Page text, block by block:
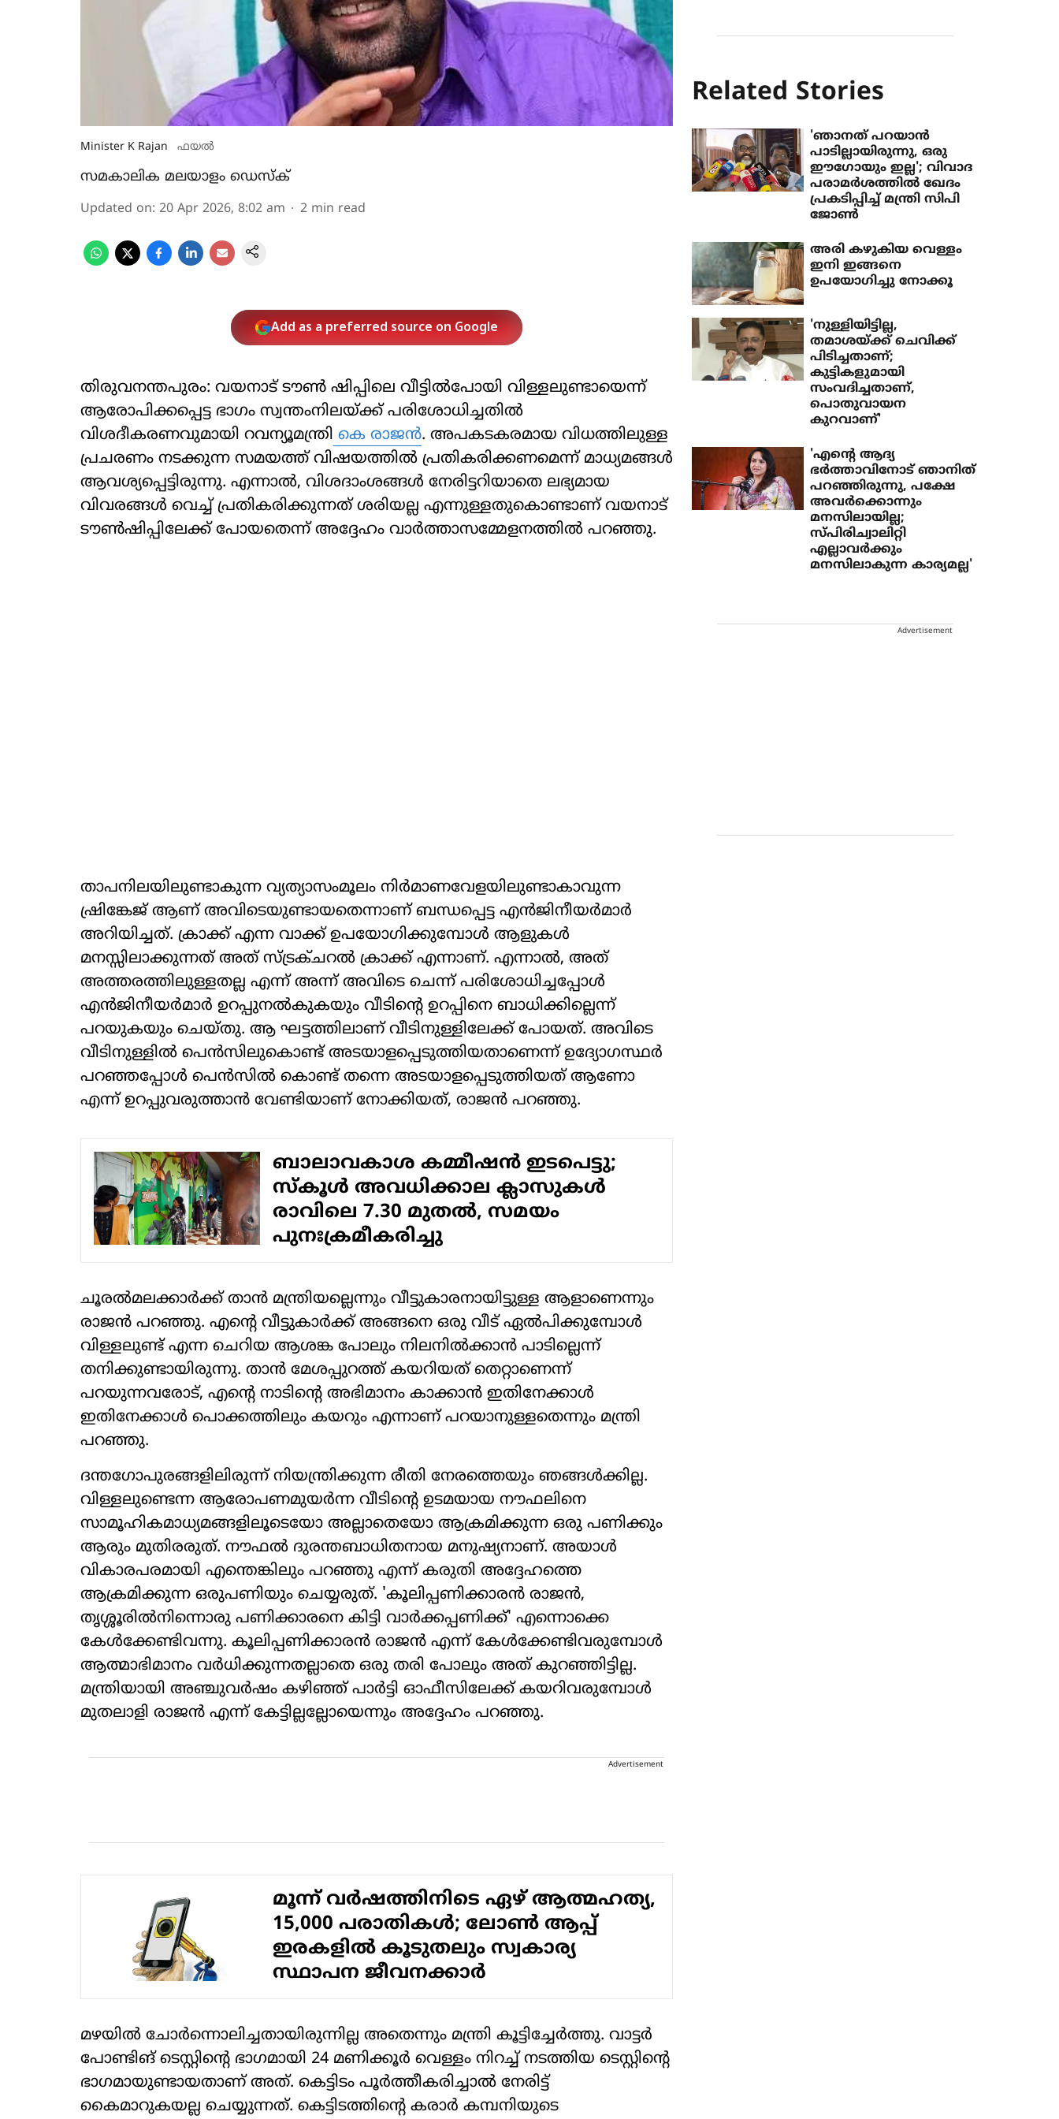
Minister K Rajan ഫയൽ
സമകാലിക മലയാളം ഡെസ്ക്
Updated on: 20 Apr 2026, 8:02 am 2 min read
Add as a preferred source on Google
തിരുവനന്തപുരം: വയനാട് ടൗണ്‍ ഷിപ്പിലെ വീട്ടില്‍പോയി വിള്ളലുണ്ടായെന്ന്
ആരോപിക്കപ്പെട്ട ഭാഗം സ്വന്തംനിലയ്ക്ക് പരിശോധിച്ചതില്‍
വിശദീകരണവുമായി റവന്യൂമന്ത്രി കെ രാജന്‍. അപകടകരമായ വിധത്തിലുള്ള
പ്രചരണം നടക്കുന്ന സമയത്ത് വിഷയത്തില്‍ പ്രതികരിക്കണമെന്ന് മാധ്യമങ്ങള്‍
ആവശ്യപ്പെട്ടിരുന്നു. എന്നാല്‍, വിശദാംശങ്ങള്‍ നേരിട്ടറിയാതെ ലഭ്യമായ
വിവരങ്ങള്‍ വെച്ച് പ്രതികരിക്കുന്നത് ശരിയല്ല എന്നുള്ളതുകൊണ്ടാണ് വയനാട്
ടൗണ്‍ഷിപ്പിലേക്ക് പോയതെന്ന് അദ്ദേഹം വാര്‍ത്താസമ്മേളനത്തില്‍ പറഞ്ഞു.
താപനിലയിലുണ്ടാകുന്ന വ്യത്യാസംമൂലം നിര്‍മാണവേളയിലുണ്ടാകാവുന്ന
ഷ്രിങ്കേജ് ആണ് അവിടെയുണ്ടായതെന്നാണ് ബന്ധപ്പെട്ട എന്‍ജിനീയര്‍മാര്‍
അറിയിച്ചത്. ക്രാക്ക് എന്ന വാക്ക് ഉപയോഗിക്കുമ്പോള്‍ ആളുകള്‍
മനസ്സിലാക്കുന്നത് അത് സ്ട്രക്ചറല്‍ ക്രാക്ക് എന്നാണ്. എന്നാല്‍, അത്
അത്തരത്തിലുള്ളതല്ല എന്ന് അന്ന് അവിടെ ചെന്ന് പരിശോധിച്ചപ്പോള്‍
എന്‍ജിനീയര്‍മാര്‍ ഉറപ്പുനല്‍കുകയും വീടിന്റെ ഉറപ്പിനെ ബാധിക്കില്ലെന്ന്
പറയുകയും ചെയ്തു. ആ ഘട്ടത്തിലാണ് വീടിനുള്ളിലേക്ക് പോയത്. അവിടെ
വീടിനുള്ളില്‍ പെന്‍സിലുകൊണ്ട് അടയാളപ്പെടുത്തിയതാണെന്ന് ഉദ്യോഗസ്ഥര്‍
പറഞ്ഞപ്പോള്‍ പെന്‍സില്‍ കൊണ്ട് തന്നെ അടയാളപ്പെടുത്തിയത് ആണോ
എന്ന് ഉറപ്പുവരുത്താന്‍ വേണ്ടിയാണ് നോക്കിയത്, രാജന്‍ പറഞ്ഞു.
ബാലാവകാശ കമ്മീഷൻ ഇടപെട്ടു;
സ്‌കൂള്‍ അവധിക്കാല ക്ലാസുകൾ
രാവിലെ 7.30 മുതല്‍, സമയം
പുനഃക്രമീകരിച്ചു
ചൂരല്‍മലക്കാര്‍ക്ക് താന്‍ മന്ത്രിയല്ലെന്നും വീട്ടുകാരനായിട്ടുള്ള ആളാണെന്നും
രാജന്‍ പറഞ്ഞു. എന്റെ വീട്ടുകാര്‍ക്ക് അങ്ങനെ ഒരു വീട് ഏല്‍പിക്കുമ്പോള്‍
വിള്ളലുണ്ട് എന്ന ചെറിയ ആശങ്ക പോലും നിലനില്‍ക്കാന്‍ പാടില്ലെന്ന്
തനിക്കുണ്ടായിരുന്നു. താന്‍ മേശപ്പുറത്ത് കയറിയത് തെറ്റാണെന്ന്
പറയുന്നവരോട്, എന്റെ നാടിന്റെ അഭിമാനം കാക്കാന്‍ ഇതിനേക്കാള്‍
ഇതിനേക്കാള്‍ പൊക്കത്തിലും കയറും എന്നാണ് പറയാനുള്ളതെന്നും മന്ത്രി
പറഞ്ഞു.
ദന്തഗോപുരങ്ങളിലിരുന്ന് നിയന്ത്രിക്കുന്ന രീതി നേരത്തെയും ഞങ്ങള്‍ക്കില്ല.
വിള്ളലുണ്ടെന്ന ആരോപണമുയര്‍ന്ന വീടിന്റെ ഉടമയായ നൗഫലിനെ
സാമൂഹികമാധ്യമങ്ങളിലൂടെയോ അല്ലാതെയോ ആക്രമിക്കുന്ന ഒരു പണിക്കും
ആരും മുതിരരുത്. നൗഫല്‍ ദുരന്തബാധിതനായ മനുഷ്യനാണ്. അയാള്‍
വികാരപരമായി എന്തെങ്കിലും പറഞ്ഞു എന്ന് കരുതി അദ്ദേഹത്തെ
ആക്രമിക്കുന്ന ഒരുപണിയും ചെയ്യരുത്. 'കൂലിപ്പണിക്കാരന്‍ രാജന്‍,
തൃശ്ശൂരില്‍നിന്നൊരു പണിക്കാരനെ കിട്ടി വാര്‍ക്കപ്പണിക്ക്' എന്നൊക്കെ
കേള്‍ക്കേണ്ടിവന്നു. കൂലിപ്പണിക്കാരന്‍ രാജന്‍ എന്ന് കേള്‍ക്കേണ്ടിവരുമ്പോള്‍
ആത്മാഭിമാനം വര്‍ധിക്കുന്നതല്ലാതെ ഒരു തരി പോലും അത് കുറഞ്ഞിട്ടില്ല.
മന്ത്രിയായി അഞ്ചുവര്‍ഷം കഴിഞ്ഞ് പാര്‍ട്ടി ഓഫീസിലേക്ക് കയറിവരുമ്പോള്‍
മുതലാളി രാജന്‍ എന്ന് കേട്ടില്ലല്ലോയെന്നും അദ്ദേഹം പറഞ്ഞു.
Advertisement
മൂന്ന് വര്‍ഷത്തിനിടെ ഏഴ് ആത്മഹത്യ,
15,000 പരാതികള്‍; ലോണ്‍ ആപ്പ്
ഇരകളില്‍ കൂടുതലും സ്വകാര്യ
സ്ഥാപന ജീവനക്കാര്‍
മഴയില്‍ ചോര്‍ന്നൊലിച്ചതായിരുന്നില്ല അതെന്നും മന്ത്രി കൂട്ടിച്ചേര്‍ത്തു. വാട്ടര്‍
പോണ്ടിങ് ടെസ്റ്റിന്റെ ഭാഗമായി 24 മണിക്കൂര്‍ വെള്ളം നിറച്ച് നടത്തിയ ടെസ്റ്റിന്റെ
ഭാഗമായുണ്ടായതാണ് അത്. കെട്ടിടം പൂര്‍ത്തീകരിച്ചാല്‍ നേരിട്ട്
കൈമാറുകയല്ല ചെയ്യുന്നത്. കെട്ടിടത്തിന്റെ കരാര്‍ കമ്പനിയുടെ
Related Stories
'ഞാനത് പറയാന്‍
പാടില്ലായിരുന്നു, ഒരു
ഈഗോയും ഇല്ല'; വിവാദ
പരാമര്‍ശത്തില്‍ ഖേദം
പ്രകടിപ്പിച്ച് മന്ത്രി സിപി
ജോണ്‍
അരി കഴുകിയ വെള്ളം
ഇനി ഇങ്ങനെ
ഉപയോഗിച്ചു നോക്കൂ
'നുള്ളിയിട്ടില്ല,
തമാശയ്ക്ക് ചെവിക്ക്
പിടിച്ചതാണ്;
കുട്ടികളുമായി
സംവദിച്ചതാണ്,
പൊതുവായന
കുറവാണ്'
'എന്റെ ആദ്യ
ഭർത്താവിനോട് ഞാനിത്
പറഞ്ഞിരുന്നു, പക്ഷേ
അവർക്കൊന്നും
മനസിലായില്ല;
സ്പിരിച്വാലിറ്റി
എല്ലാവർക്കും
മനസിലാകുന്ന കാര്യമല്ല'
Advertisement